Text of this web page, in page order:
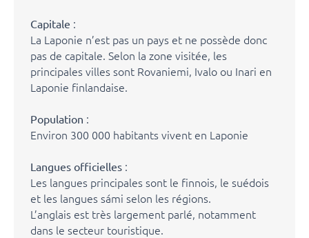
Capitale :
La Laponie n’est pas un pays et ne possède donc
pas de capitale. Selon la zone visitée, les
principales villes sont Rovaniemi, Ivalo ou Inari en
Laponie finlandaise.
Population :
Environ 300 000 habitants vivent en Laponie
Langues officielles :
Les langues principales sont le finnois, le suédois
et les langues sámi selon les régions.
L’anglais est très largement parlé, notamment
dans le secteur touristique.